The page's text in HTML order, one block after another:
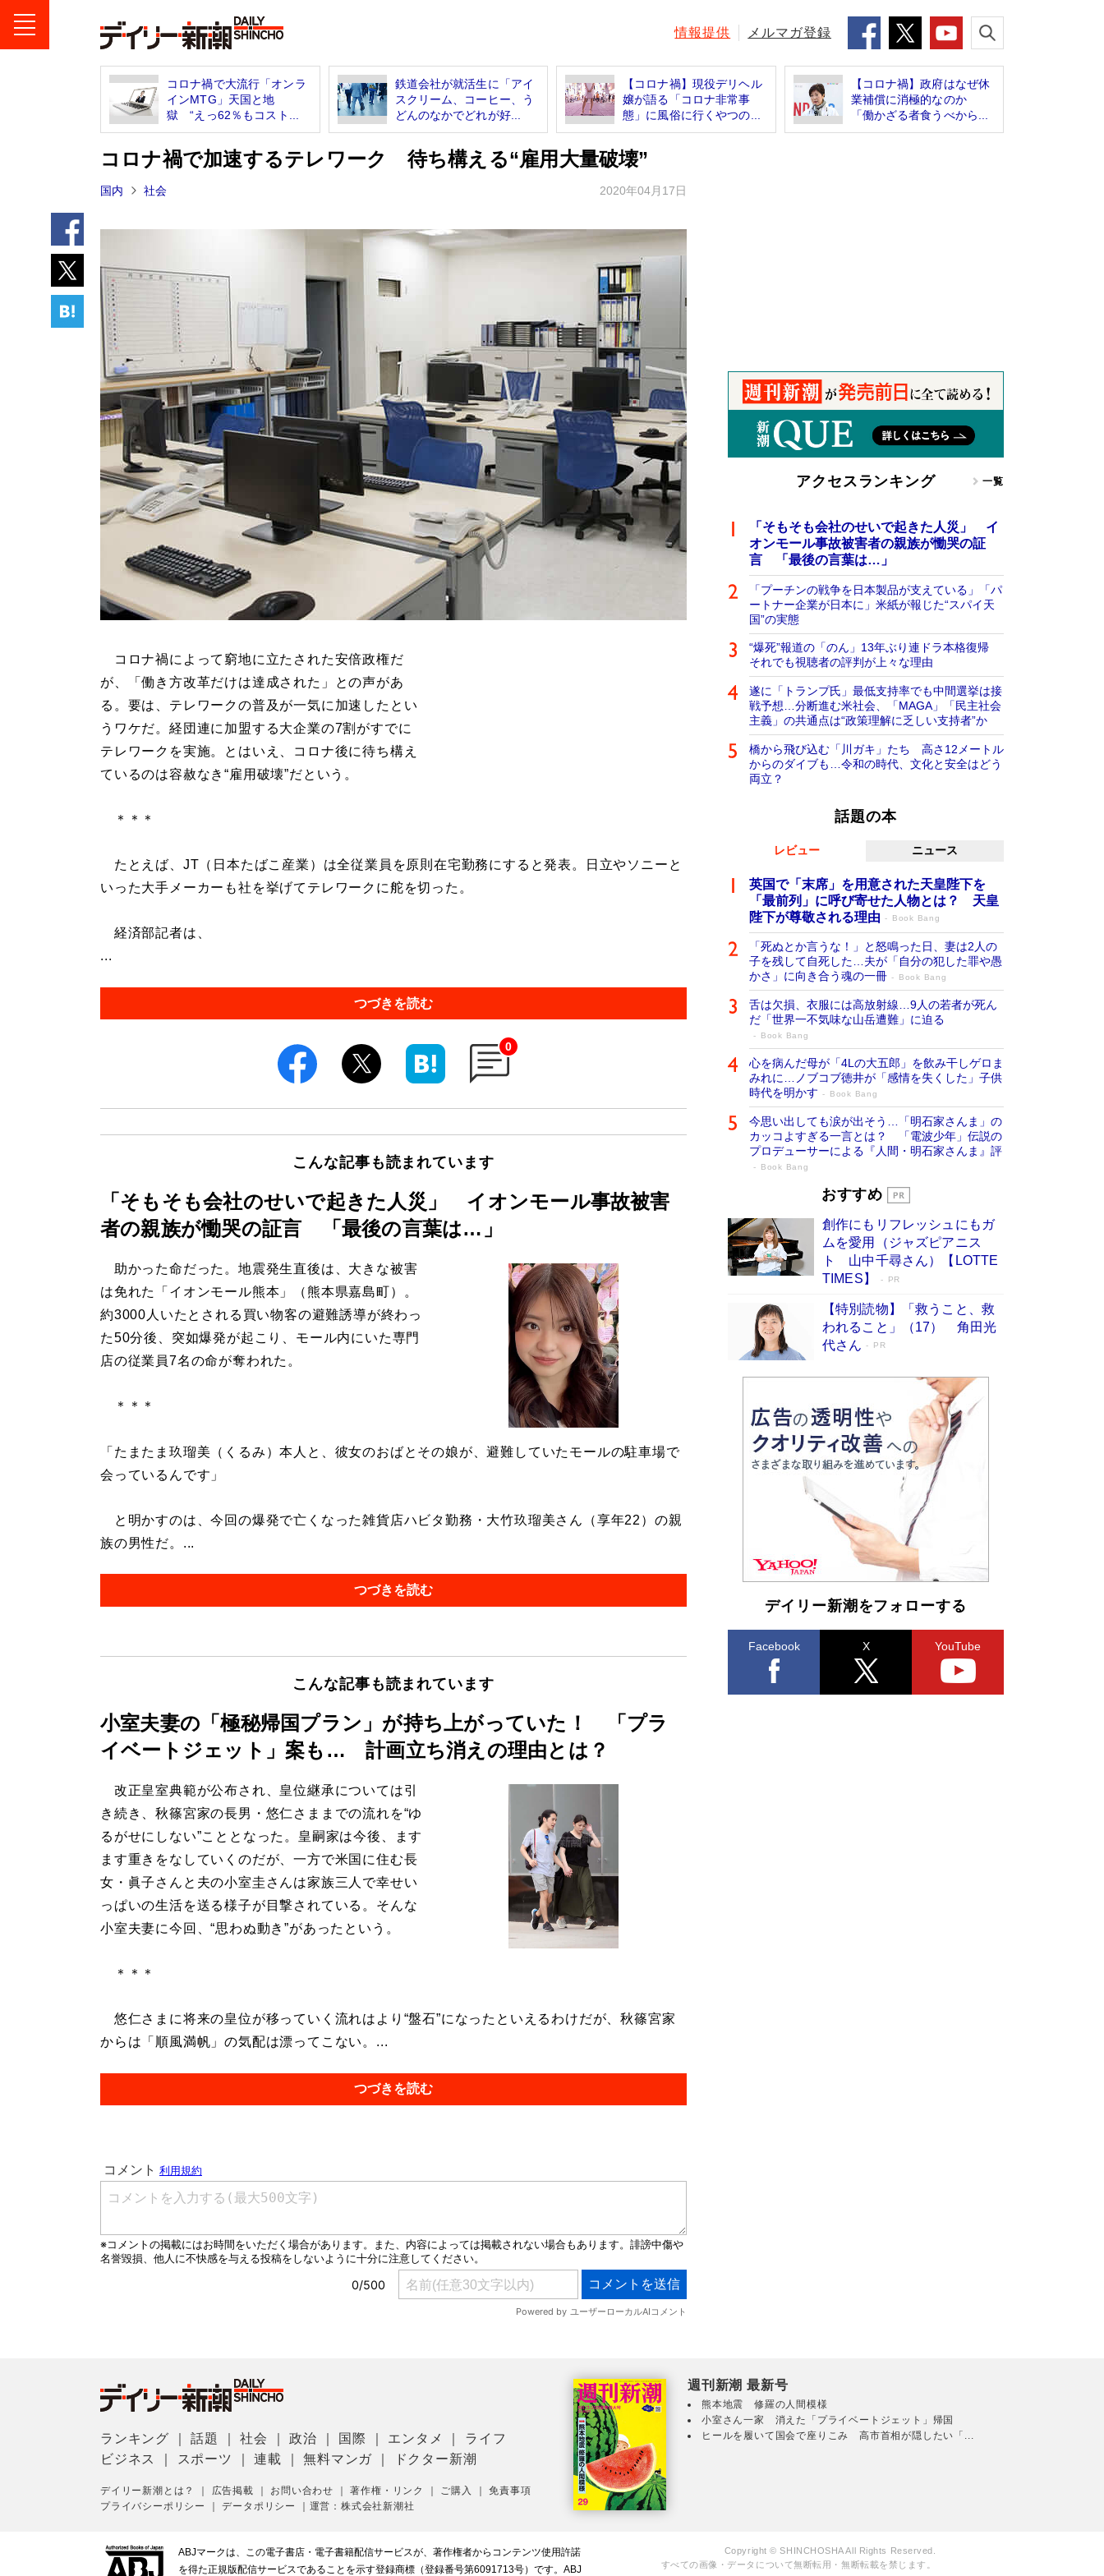
情報提供 メルマガ登録
コロナ禍で大流行「オンラ
インMTG」天国と地
獄 “えっ62％もコスト...
鉄道会社が就活生に「アイ
スクリーム、コーヒー、う
どんのなかでどれが好...
【コロナ禍】現役デリヘル
嬢が語る「コロナ非常事
態」に風俗に行くやつの...
【コロナ禍】政府はなぜ休
業補償に消極的なのか
「働かざる者食うべから...
コロナ禍で加速するテレワーク 待ち構える“雇用大量破壊”
国内 社会 2020年04月17日
コロナ禍によって窮地に立たされた安倍政権だ
が、「働き方改革だけは達成された」との声があ
る。要は、テレワークの普及が一気に加速したとい
うワケだ。経団連に加盟する大企業の7割がすでに
テレワークを実施。とはいえ、コロナ後に待ち構え
ているのは容赦なき“雇用破壊”だという。
＊＊＊
たとえば、JT（日本たばこ産業）は全従業員を原則在宅勤務にすると発表。日立やソニーと
いった大手メーカーも社を挙げてテレワークに舵を切った。
経済部記者は、
...
つづきを読む
0
こんな記事も読まれています
「そもそも会社のせいで起きた人災」 イオンモール事故被害
者の親族が慟哭の証言 「最後の言葉は…」
助かった命だった。地震発生直後は、大きな被害
は免れた「イオンモール熊本」（熊本県嘉島町）。
約3000人いたとされる買い物客の避難誘導が終わっ
た50分後、突如爆発が起こり、モール内にいた専門
店の従業員7名の命が奪われた。
＊＊＊
「たまたま玖瑠美（くるみ）本人と、彼女のおばとその娘が、避難していたモールの駐車場で
会っているんです」
と明かすのは、今回の爆発で亡くなった雑貨店ハビタ勤務・大竹玖瑠美さん（享年22）の親
族の男性だ。...
つづきを読む
こんな記事も読まれています
小室夫妻の「極秘帰国プラン」が持ち上がっていた！ 「プラ
イベートジェット」案も… 計画立ち消えの理由とは？
改正皇室典範が公布され、皇位継承については引
き続き、秋篠宮家の長男・悠仁さままでの流れを“ゆ
るがせにしない”こととなった。皇嗣家は今後、ます
ます重きをなしていくのだが、一方で米国に住む長
女・眞子さんと夫の小室圭さんは家族三人で幸せい
っぱいの生活を送る様子が目撃されている。そんな
小室夫妻に今回、“思わぬ動き”があったという。
＊＊＊
悠仁さまに将来の皇位が移っていく流れはより“盤石”になったといえるわけだが、秋篠宮家
からは「順風満帆」の気配は漂ってこない。...
つづきを読む
アクセスランキング 一覧
「そもそも会社のせいで起きた人災」 イ
オンモール事故被害者の親族が慟哭の証
言 「最後の言葉は…」
「プーチンの戦争を日本製品が支えている」「パ
ートナー企業が日本に」米紙が報じた“スパイ天
国”の実態
“爆死”報道の「のん」13年ぶり連ドラ本格復帰
それでも視聴者の評判が上々な理由
遂に「トランプ氏」最低支持率でも中間選挙は接
戦予想…分断進む米社会、「MAGA」「民主社会
主義」の共通点は“政策理解に乏しい支持者”か
橋から飛び込む「川ガキ」たち 高さ12メートル
からのダイブも…令和の時代、文化と安全はどう
両立？
話題の本
レビュー ニュース
英国で「末席」を用意された天皇陛下を
「最前列」に呼び寄せた人物とは？ 天皇
陛下が尊敬される理由
Book Bang
「死ぬとか言うな！」と怒鳴った日、妻は2人の
子を残して自死した…夫が「自分の犯した罪や愚
かさ」に向き合う魂の一冊
Book Bang
舌は欠損、衣服には高放射線…9人の若者が死ん
だ「世界一不気味な山岳遭難」に迫る
Book Bang
心を病んだ母が「4Lの大五郎」を飲み干しゲロま
みれに…ノブコブ徳井が「感情を失くした」子供
時代を明かす
Book Bang
今思い出しても涙が出そう…「明石家さんま」の
カッコよすぎる一言とは？ 「電波少年」伝説の
プロデューサーによる『人間・明石家さんま』評
Book Bang
「叱って伸びるやつは、褒めたらもっと伸
た“人を育てるコツ”…芸への考え方を明か
す
Book Bang
「『火垂るの墓』は、大嘘である」原作者が抱き
続けた“自責の念”とは…「自己憐憫は描きたくな
い」監督が徹底的にこだわったこと（後編） #
戦争の記憶
Book Bang
美輪明宏 晩年の回答を集めた『ほほえんで生き
るための人生相談』がランクイン［エンターテイ
メントベストセラー］
Book Bang
「宇宙兄弟」最終46巻がベストセラー1位 宇宙
開発への関心を押し上げた18年の物語に幕 特装
版には「宇宙で描かれたマンガ」も収録
Book Bang
「不意に涙が出そうに…」高嶋政伸が明かし
た“13歳の娘を暴行する役”への葛藤 インティマ
シーコーディネーターに支えられたNHK『大奥』
Book Bang
おすすめ
創作にもリフレッシュにもガ
ムを愛用（ジャズピアニス
ト 山中千尋さん）【LOTTE
TIMES】
PR
【特別読物】「救うこと、救
われること」（17） 角田光
代さん
PR
デイリー新潮をフォローする
Facebook X YouTube
ランキング ｜話題 ｜社会 ｜政治 国際 エンタメ
ライフ
ビジネス
スポーツ ｜連載 ｜無料マンガ ドクター新潮
デイリー新潮とは？ ｜ 広告掲載 ｜ お問い合わせ ｜著作権・リンク ｜ ご購入 ｜免責事項
プライバシーポリシー
｜データポリシー ｜ 運営：株式会社新潮社
週刊新潮 最新号
熊本地震 修羅の人間模様
小室さん一家 消えた「プライベートジェット」帰国
ヒールを履いて国会で座りこみ 高市首相が隠したい「...
ABJマークは、この電子書店・電子書籍配信サービスが、著作権者からコンテンツ使用許諾
を得た正規版配信サービスであることを示す登録商標（登録番号第6091713号）です。ABJ
Copyright © SHINCHOSHA All Rights Reserved.
すべての画像・データについて無断転用・無断転載を禁じます。